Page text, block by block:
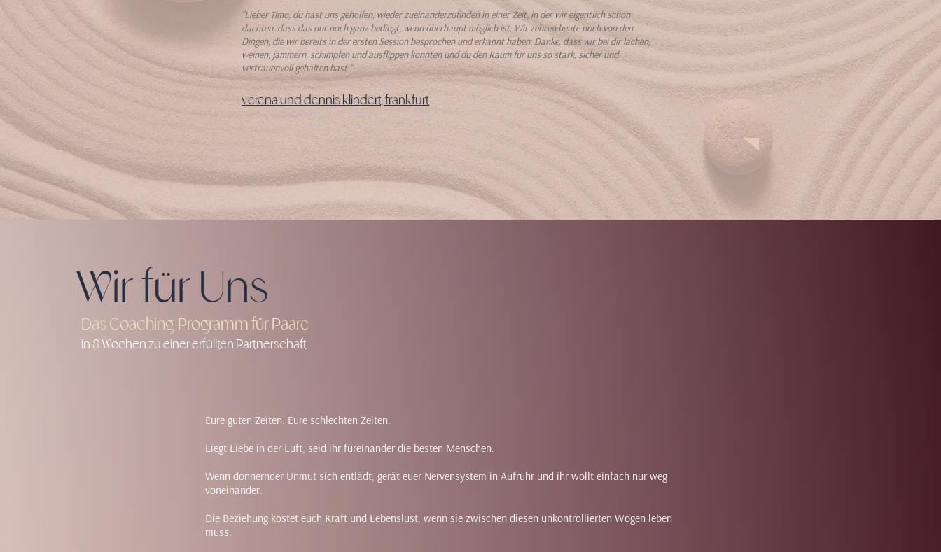
"Lieber Timo, du hast uns geholfen, wieder zueinanderzufinden in einer Zeit, in der wir eigentlich schon
dachten, dass das nur noch ganz bedingt, wenn überhaupt möglich ist. Wir zehren heute noch von den
Dingen, die wir bereits in der ersten Session besprochen und erkannt haben. Danke, dass wir bei dir lachen,
weinen, jammern, schimpfen und ausflippen konnten und du den Raum für uns so stark, sicher und
vertrauenvoll gehalten hast."
verena und dennis klindert, frankfurt
Wir für Uns
In 8 Wochen zu einer erfüllten Partnerschaft
Das Coaching-Programm für Paare
Eure guten Zeiten. Eure schlechten Zeiten.
Liegt Liebe in der Luft, seid ihr füreinander die besten Menschen.
Wenn donnernder Unmut sich entlädt, gerät euer Nervensystem in Aufruhr und ihr wollt einfach nur weg
voneinander.
Die Beziehung kostet euch Kraft und Lebenslust, wenn sie zwischen diesen unkontrollierten Wogen leben
muss.